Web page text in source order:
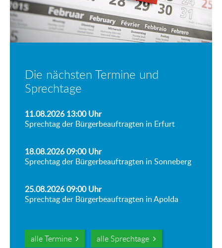
Die nächsten Termine und
Sprechtage
11.08.2026 13:00Uhr
Sprechtag der Bürgerbeauftragten in Erfurt
18.08.2026 09:00Uhr
Sprechtag der Bürgerbeauftragten in Sonneberg
25.08.2026 09:00Uhr
Sprechtag der Bürgerbeauftragten in Apolda
alle Termine alle Sprechtage